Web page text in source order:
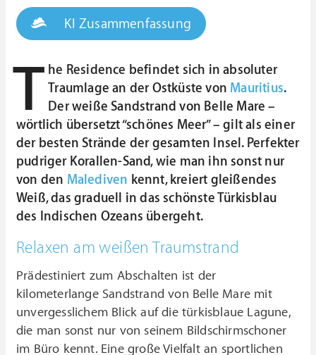
KI Zusammenfassung
T he Residence befindet sich in absoluter
Traumlage an der Ostküste von Mauritius.
Der weiße Sandstrand von Belle Mare –
wörtlich übersetzt “schönes Meer” – gilt als einer
der besten Strände der gesamten Insel. Perfekter
pudriger Korallen-Sand, wie man ihn sonst nur
von den Malediven kennt, kreiert gleißendes
Weiß, das graduell in das schönste Türkisblau
des Indischen Ozeans übergeht.
Relaxen am weißen Traumstrand
Prädestiniert zum Abschalten ist der
kilometerlange Sandstrand von Belle Mare mit
unvergesslichem Blick auf die türkisblaue Lagune,
die man sonst nur von seinem Bildschirmschoner
im Büro kennt. Eine große Vielfalt an sportlichen